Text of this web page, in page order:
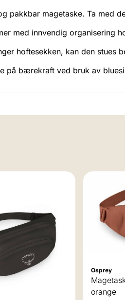
pakkbar magetaske. Ta med
med innvendig organisering
hoftesekken, kan den stues
på bærekraft ved bruk av
Osprey
orange